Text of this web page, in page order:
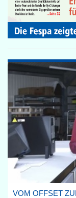
VOM OFFSET